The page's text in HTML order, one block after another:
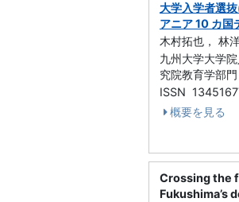
大学入学者選
アニア 10 カ国
木村拓也， 林
九州大学大学
究院教育学部
ISSN
概要を見る
Crossing the
Fukushima’s